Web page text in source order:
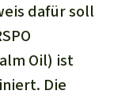
dafür soll
Oil) ist
Die